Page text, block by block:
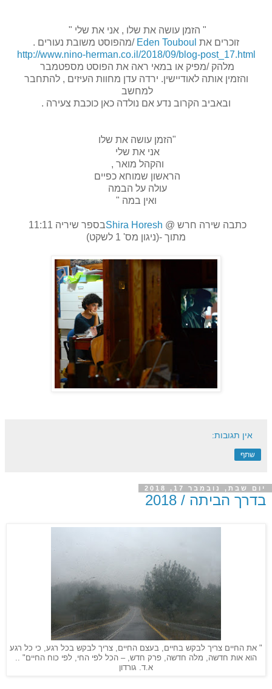
" הזמן עושה את שלו , אני את שלי "
זוכרים את Eden Touboul /מהפוסט משובת נעורים .
http://www.nino-herman.co.il/2018/09/blog-post_17.html
מלהק /מפיק או במאי ראה את הפוסט מספטמבר
והזמין אותה לאודיישין. ירדה עדן מחוות העיזים , להתחבר
למחשב
ובאביב הקרוב נדע אם נולדה כאן כוכבת צעירה .
"הזמן עושה את שלו
אני את שלי
והקהל מואר ,
הראשון שמוחא כפיים
עולה על הבמה
ואין במה "
כתבה שירה חרש @ Shira Horeshבספר שיריה 11:11
מתוך -(ניגון מס' 1 לשקט)
אין תגובות:
שתף
יום שבת, נובמבר 17, 2018
בדרך הביתה / 2018
" את החיים צריך לבקש בחיים, בעצם החיים, צריך לבקש בכל רגע, כי כל רגע
הוא אות חדשה, מלה חדשה, פרק חדש, – הכל לפי החי, לפי כוח החיים" ..
א.ד. גורדון